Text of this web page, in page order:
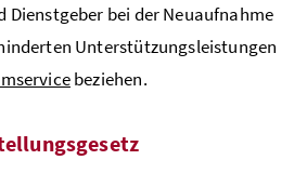
Dienstgeber bei der Neuaufnahme
Unterstützungsleistungen
beziehen.